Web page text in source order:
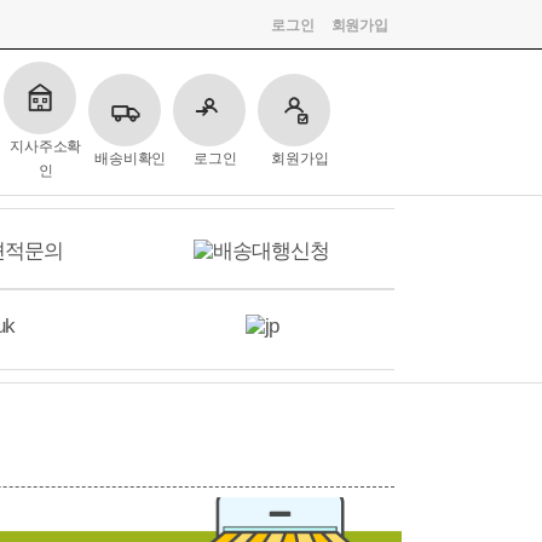
로그인 회원가입
지사주소확
인
배송비확인 로그인 회원가입